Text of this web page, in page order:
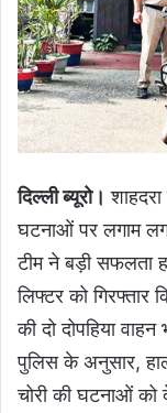
दिल्ली ब्यूरो।
घटनाओं पर लगाम
टीम ने बड़ी सफलता
लिफ्टर को
की दो दोपहिया
पुलिस के अनुसार,
चोरी की घटनाओं